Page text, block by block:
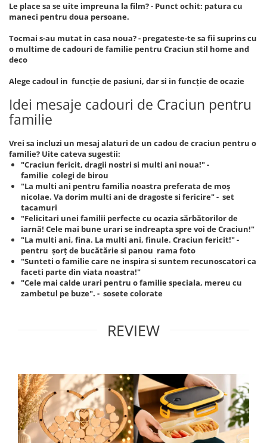
Le place sa se uite impreuna la film? - Punct ochit: patura cu
maneci pentru doua persoane.
Tocmai s-au mutat in casa noua? - pregateste-te sa fii suprins cu
o multime de cadouri de familie pentru Craciun stil home and
deco
Alege cadoul in funcție de pasiuni, dar si in funcție de ocazie
Idei mesaje cadouri de Craciun pentru
familie
Vrei sa incluzi un mesaj alaturi de un cadou de craciun pentru o
familie? Uite cateva sugestii:
"Craciun fericit, dragii nostri si multi ani noua!" -
familie colegi de birou
"La multi ani pentru familia noastra preferata de moș
nicolae. Va dorim multi ani de dragoste si fericire" - set
tacamuri
"Felicitari unei familii perfecte cu ocazia sărbătorilor de
iarnă! Cele mai bune urari se indreapta spre voi de Craciun!"
"La multi ani, fina. La multi ani, finule. Craciun fericit!" -
pentru șorț de bucătărie si panou rama foto
"Sunteti o familie care ne inspira si suntem recunoscatori ca
faceti parte din viata noastra!"
"Cele mai calde urari pentru o familie speciala, mereu cu
zambetul pe buze". - sosete colorate
REVIEW